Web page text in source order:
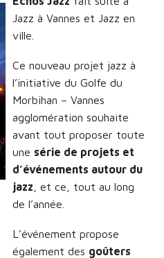
Jazz à Vannes et Jazz en
ville.
Ce nouveau projet jazz à
l’initiative du Golfe du
Morbihan – Vannes
agglomération souhaite
avant tout proposer toute
une série de projets et
d’événements autour du
jazz , et ce, tout au long
de l’année.
L’événement propose
également des goûters